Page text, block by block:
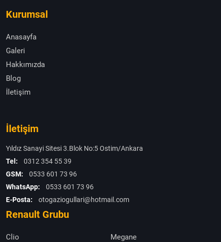
Kurumsal
Anasayfa
Galeri
Hakkımızda
Blog
İletişim
İletişim
Yıldız Sanayi Sitesi 3.Blok No:5 Ostim/Ankara
Tel:
0312 354 55 39
GSM:
0533 601 73 96
WhatsApp:
0533 601 73 96
E-Posta:
otogaziogullari@hotmail.com
Renault Grubu
Clio
Megane